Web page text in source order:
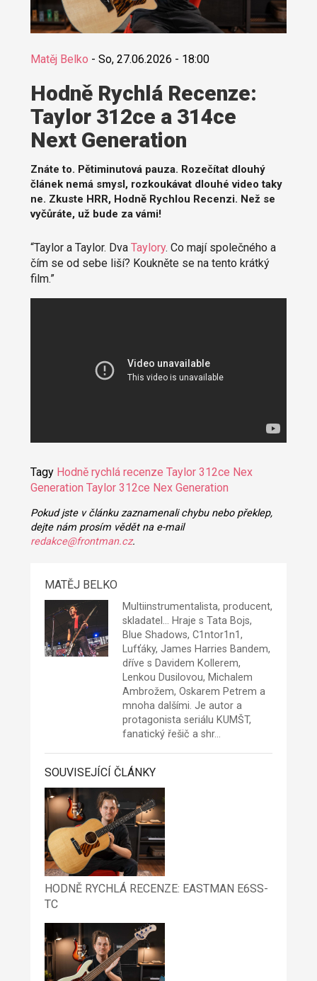
Matěj Belko - So, 27.06.2026 - 18:00
Hodně Rychlá Recenze:
Taylor 312ce a 314ce
Next Generation
Znáte to. Pětiminutová pauza. Rozečítat dlouhý
článek nemá smysl, rozkoukávat dlouhé video taky
ne. Zkuste HRR, Hodně Rychlou Recenzi. Než se
vyčůráte, už bude za vámi!
“Taylor a Taylor. Dva Taylory. Co mají společného a
čím se od sebe liší? Koukněte se na tento krátký
film.”
Tagy Hodně rychlá recenze Taylor 312ce Nex
Generation Taylor 312ce Nex Generation
Pokud jste v článku zaznamenali chybu nebo překlep,
dejte nám prosím vědět na e-mail
redakce@frontman.cz.
MATĚJ BELKO
Multiinstrumentalista, producent,
skladatel... Hraje s Tata Bojs,
Blue Shadows, C1ntor1n1,
Lufťáky, James Harries Bandem,
dříve s Davidem Kollerem,
Lenkou Dusilovou, Michalem
Ambrožem, Oskarem Petrem a
mnoha dalšími. Je autor a
protagonista seriálu KUMŠT,
fanatický řešič a shr…
SOUVISEJÍCÍ ČLÁNKY
HODNĚ RYCHLÁ RECENZE: EASTMAN E6SS-
TC